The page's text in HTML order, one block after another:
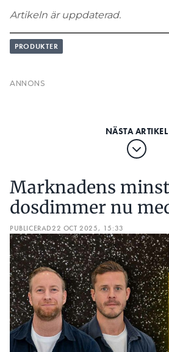
Marknadens minsta
22 OCT 2025, 15:33
Oskar Mellanmyr, säljare och Stefan
båda på Theben och företagets nya
Foto: Henrik Sannesson